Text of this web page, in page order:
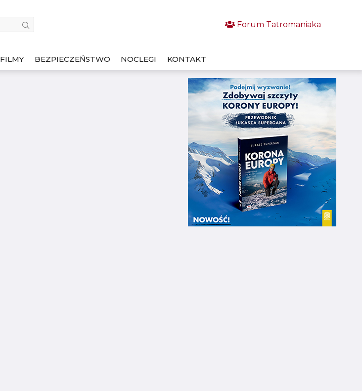
Forum Tatromaniaka
FILMY BEZPIECZEŃSTWO NOCLEGI KONTAKT